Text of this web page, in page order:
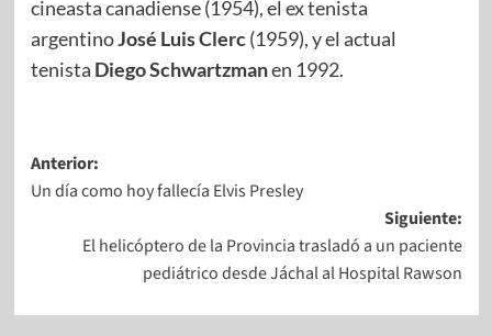
cineasta canadiense (1954), el ex tenista
argentinoJosé Luis Clerc(1959), y el actual
tenista Diego Schwartzmanen 1992.
Anterior:
Un día como hoy fallecía Elvis Presley
Siguiente:
El helicóptero de la Provincia trasladó a un paciente
pediátrico desde Jáchal al Hospital Rawson